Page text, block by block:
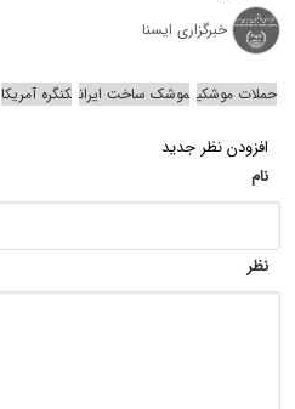
خبرگزاری ایسنا
حملات موشکی موشک ساخت ایران کنگره آمریکا
افزودن نظر جدید
نام
نظر